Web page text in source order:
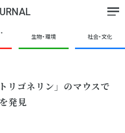
生物・環境 社会・文化
リゴネリン」のマウスで
発見